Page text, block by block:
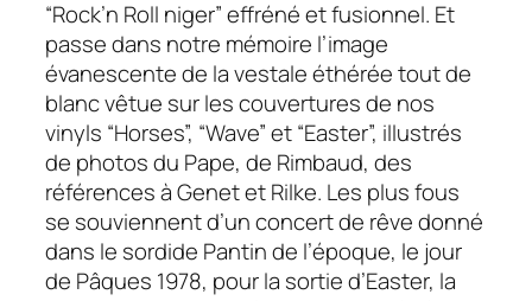
“Rock’n Roll niger”effréné et fusionnel. Et
passe dans notre mémoire l’image
évanescente de la vestale éthérée tout de
blanc vêtue sur les couvertures de nos
vinyls “Horses”, “Wave” et “Easter”, illustrés
de photos du Pape, de Rimbaud, des
références à Genet et Rilke. Les plus fous
se souviennent d’un concert de rêve donné
dans le sordide Pantin de l’époque, le jour
de Pâques 1978, pour la sortie d’Easter, la